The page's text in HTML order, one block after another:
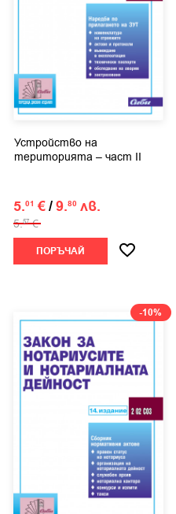
Устройство на
територията – част ІІ
5.01 €/9.80 лв.
5.57 €
ПОРЪЧАЙ
-10%